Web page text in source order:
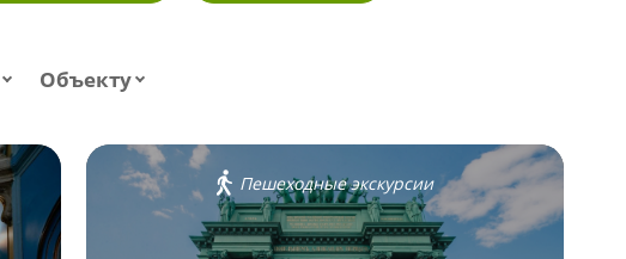
Объекту
Пешеходные экскурсии